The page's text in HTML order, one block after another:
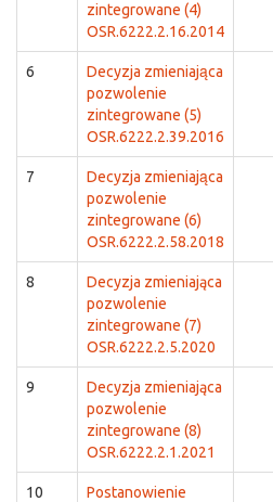
zintegrowane (4)
OSR.6222.2.16.2014
6
Decyzja zmieniająca
pozwolenie
zintegrowane (5)
OSR.6222.2.39.2016
7
Decyzja zmieniająca
pozwolenie
zintegrowane (6)
OSR.6222.2.58.2018
8
Decyzja zmieniająca
pozwolenie
zintegrowane (7)
OSR.6222.2.5.2020
9
Decyzja zmieniająca
pozwolenie
zintegrowane (8)
OSR.6222.2.1.2021
10
Postanowienie